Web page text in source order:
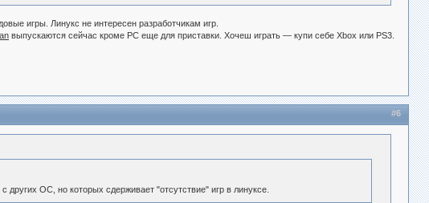
игры. Линукс не интересен разработчикам игр.
выпускаются сейчас кроме РС еще для приставки. Хочеш играть — купи себе Xbox или PS3.
#6
ОС, но которых сдерживает "отсутствие" игр в линуксе.